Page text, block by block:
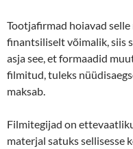
Tootjafirmad hoiavad
finantsiliselt võimalik, siis
asja see, et formaadid
filmitud, tuleks
maksab.
Filmitegijad on
materjal satuks sellisesse